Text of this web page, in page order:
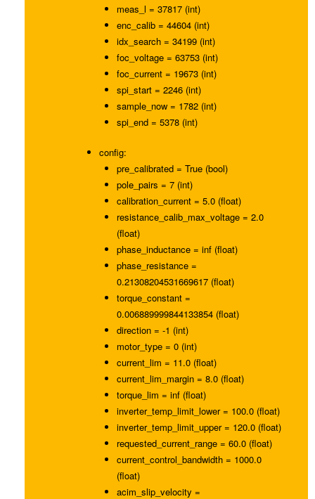
meas_l = 37817 (int)
enc_calib = 44604 (int)
idx_search = 34199 (int)
foc_voltage = 63753 (int)
foc_current = 19673 (int)
spi_start = 2246 (int)
sample_now = 1782 (int)
spi_end = 5378 (int)
config:
pre_calibrated = True (bool)
pole_pairs = 7 (int)
calibration_current = 5.0 (float)
resistance_calib_max_voltage = 2.0
(float)
phase_inductance = inf (float)
phase_resistance =
0.21308204531669617 (float)
torque_constant =
0.006889999844133854 (float)
direction = -1 (int)
motor_type = 0 (int)
current_lim = 11.0 (float)
current_lim_margin = 8.0 (float)
torque_lim = inf (float)
inverter_temp_limit_lower = 100.0 (float)
inverter_temp_limit_upper = 120.0 (float)
requested_current_range = 60.0 (float)
current_control_bandwidth = 1000.0
(float)
acim_slip_velocity =